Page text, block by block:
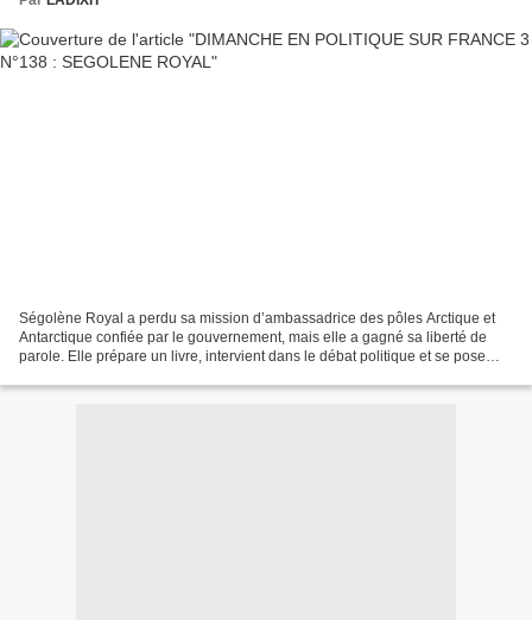
Ségolène Royal a perdu sa mission d’ambassadrice des pôles Arctique et
Antarctique confiée par le gouvernement, mais elle a gagné sa liberté de
parole. Elle prépare un livre, intervient dans le débat politique et se pose